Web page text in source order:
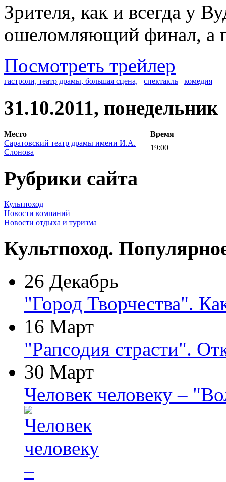
Зрителя, как и всегда у
ошеломляющий финал, а
Посмотреть трейлер
гастроли, театр драмы, большая сцена, спектакль комедия
31.10.2011, понедельник
Место
Время
Саратовский театр драмы имени И.А.
Слонова
19:00
Рубрики сайта
Культпоход
Новости компаний
Новости отдыха и туризма
Культпоход.
26 Декабрь
"Город Творчества".
16 Март
"Рапсодия страсти".
30 Март
Человек человеку –